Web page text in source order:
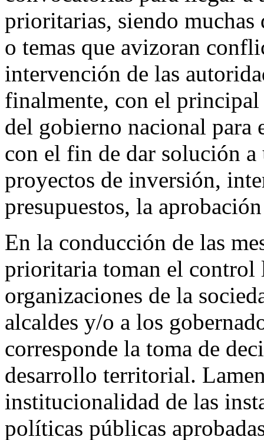
prioritarias, siendo
o temas que avizoran
intervención de las
finalmente, con el
del gobierno nacional para
con el fin de dar solución
proyectos de inversión,
presupuestos, la
En la conducción de las
prioritaria toman el control
organizaciones de la
alcaldes y/o a los
corresponde la toma de
desarrollo territorial.
institucionalidad de las
políticas públicas